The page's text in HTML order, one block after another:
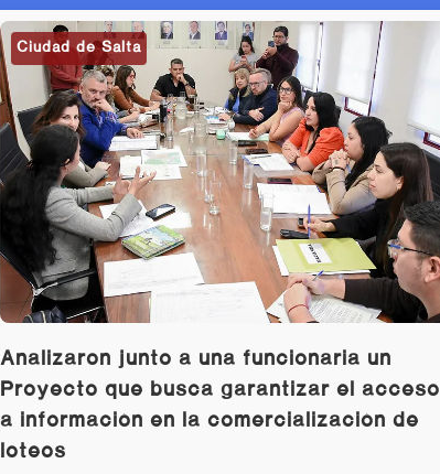
Ciudad de Salta
Analizaron junto a una funcionaria un
Proyecto que busca garantizar el acceso
a información en la comercialización de
loteos